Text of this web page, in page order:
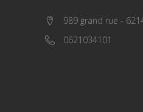
989 grand rue -
0621034101